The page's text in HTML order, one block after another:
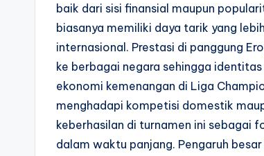
baik dari sisi finansial maupun
biasanya memiliki daya tarik yang
internasional. Prestasi di panggung
ke berbagai negara sehingga
ekonomi kemenangan di Liga
menghadapi kompetisi domestik
keberhasilan di turnamen ini sebagai
dalam waktu panjang. Pengaruh